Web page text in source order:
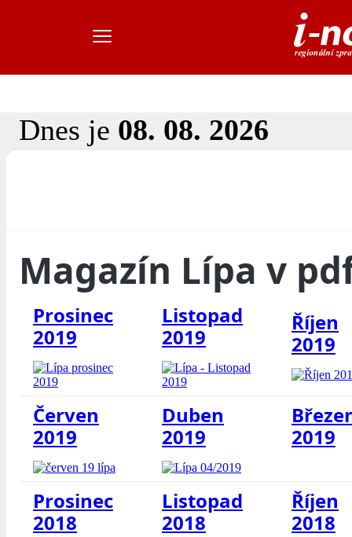
Dnes je 08. 08. 2026
Magazín Lípa v
Prosinec
2019
Listopad
2019
Říjen
2019
Červen
2019
Duben
2019
2019
Prosinec
2018
Listopad
2018
Říjen
2018